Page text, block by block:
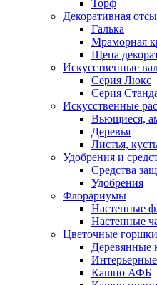
Торф
Декоративная
Галька
Мраморная
Щепа
Искусственные
Серия Люкс
Серия
Искусственные
Вьющиеся,
Деревья
Листья,
Удобрения и
Средства
Удобрения
Флорариумы
Настенные
Настенные
Цветочные
Деревянные
Кашпо АФБ